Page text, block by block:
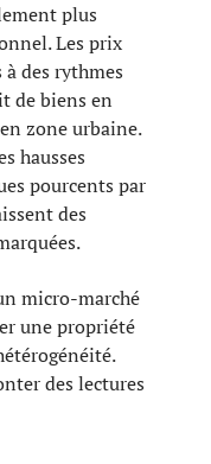
plus
Les prix
des rythmes
de biens en
zone urbaine.
hausses
pourcents par
des
micro-marché
une propriété
des lectures